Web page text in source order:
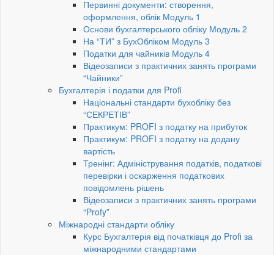
Первинні документи: створення,
оформлення, облік Модуль 1
Основи бухгалтерського обліку Модуль 2
На “ТИ” з БухОбліком Модуль 3
Податки для чайників Модуль 4
Відеозаписи з практичних занять програми
“Чайники”
Бухгалтерія і податки для Profi
Національні стандарти бухобліку без
“СЕКРЕТІВ”
Практикум: PROFI з податку на прибуток
Практикум: PROFI з податку на додану
вартість
Тренінг: Адміністрування податків, податкові
перевірки і оскарження податкових
повідомлень рішень
Відеозаписи з практичних занять програми
“Profy”
Міжнародні стандарти обліку
Курс Бухгалтерія від початківця до Profi за
міжнародними стандартами